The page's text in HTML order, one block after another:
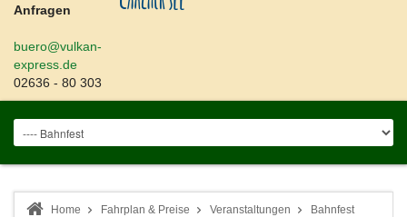
Anfragen
buero@vulkan-
express.de
02636 - 80 303
Home Fahrplan & Preise Veranstaltungen
Bahnfest